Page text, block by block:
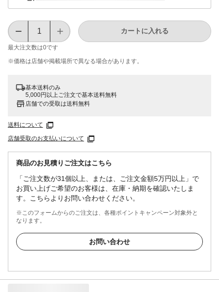
最大注文数は0です
カートに入れる
※価格は​店舗や​掲載場所で​異なる​場合が​あります。
基本送料のみ
5,000円以上ご注文で基本送料無料
店舗での受取は送料無料
送料について
店舗受取のお支払いについて
商品のお見積りご注文はこちら
「ご注文数が31個以上、または、ご注文金額5万円以上」で
お買い上げご希望のお客様は、在庫・納期を確認いたしま
す。こちらよりお問い合わせください。
※このフォームからのご注文は、各種ポイントキャンペーン対象外と
なります。
お問い合わせ